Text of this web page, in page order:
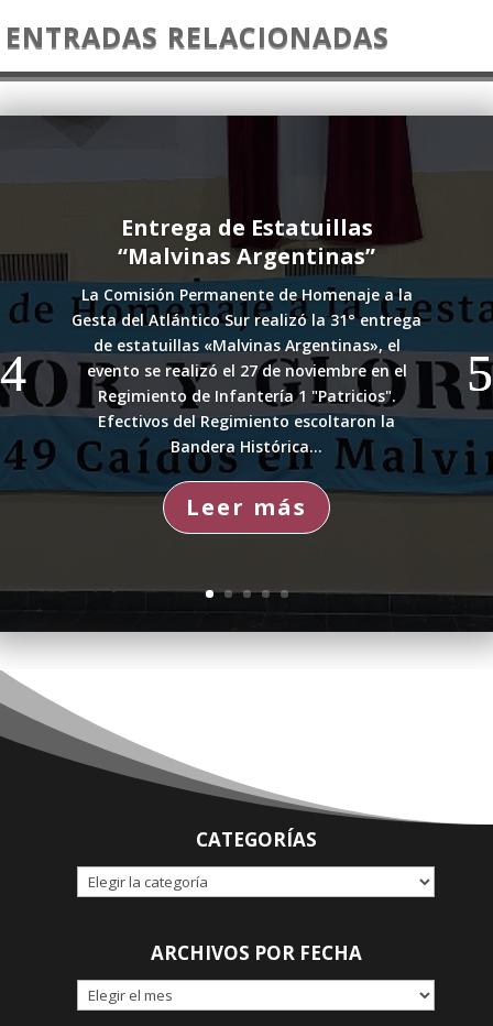
ENTRADAS RELACIONADAS
Entrega de Estatuillas
“Malvinas Argentinas”
La Comisión Permanente de Homenaje a la
Gesta del Atlántico Sur realizó la 31° entrega
de estatuillas «Malvinas Argentinas», el
evento se realizó el 27 de noviembre en el
Regimiento de Infantería 1 "Patricios".
Efectivos del Regimiento escoltaron la
Bandera Histórica...
Leer más
CATEGORÍAS
CATEGORÍAS
ARCHIVOS POR FECHA
ARCHIVOS
POR